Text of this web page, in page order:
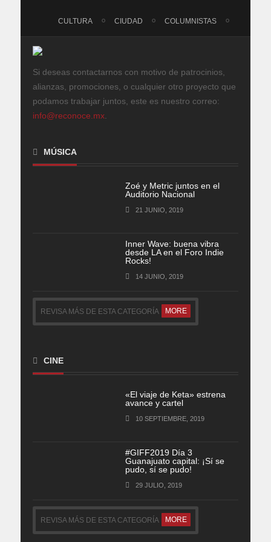
CULTURA CIUDAD COLUMNISTAS
Si deseas contactarnos con motivo de patrocinios,
alianzas, promociones, o cualquier otro proyecto que
podamos trabajar juntos, este es nuestro correo:
info@reconoce.mx
MÚSICA
Zoé y Metric juntos en el
Auditorio Nacional
21 JUNIO, 2019
Inner Wave: buena vibra
desde LA en el Foro Indie
Rocks!
14 JUNIO, 2019
REVISA MÁS DE ESTA CATEGORÍA MORE
CINE
«El viaje de Keta» estrena
avance y cartel
10 SEPTIEMBRE, 2019
#GIFF2019 Día 3
Guanajuato capital: ¡Sí se
pudo, sí se pudo!
29 JULIO, 2019
REVISA MÁS DE ESTA CATEGORÍA MORE